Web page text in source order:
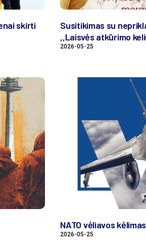
skirti
Susitikimas su
,,Laisvės atkūrimo
2026-05-25
NATO vėliavos
2026-05-25